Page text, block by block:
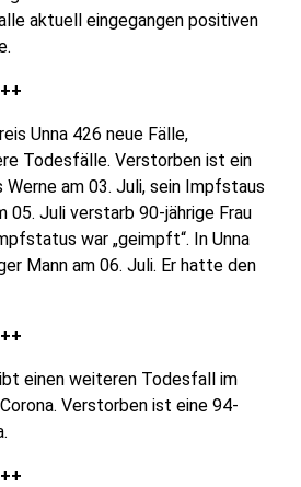
aktuell eingegangen positiven
Unna 426 neue Fälle,
Todesfälle. Verstorben ist ein
Werne am 03. Juli, sein Impfstaus
05. Juli verstarb 90-jährige Frau
war „geimpft“. In Unna
Mann am 06. Juli. Er hatte den
einen weiteren Todesfall im
Verstorben ist eine 94-